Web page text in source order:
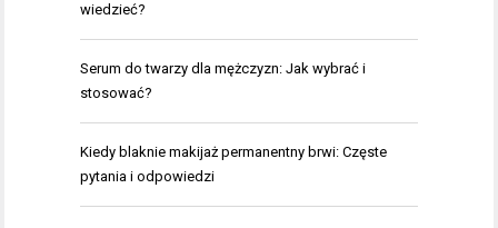
wiedzieć?
Serum do twarzy dla mężczyzn: Jak wybrać i
stosować?
Kiedy blaknie makijaż permanentny brwi: Częste
pytania i odpowiedzi